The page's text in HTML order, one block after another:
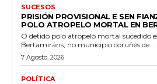
SUCESOS
PRISIÓN PROVISIONAL E SEN
POLO ATROPELO MORTAL EN
O detido polo atropelo mortal sucedido
Bertamiráns, no municipio coruñés de...
7 Agosto, 2026
POLÍTICA